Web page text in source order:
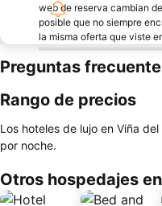
web de reserva cambian
posible que no siempre
la misma oferta que viste
Preguntas
Rango de precios
Los hoteles de lujo en Viña
por noche.
Otros hospedajes